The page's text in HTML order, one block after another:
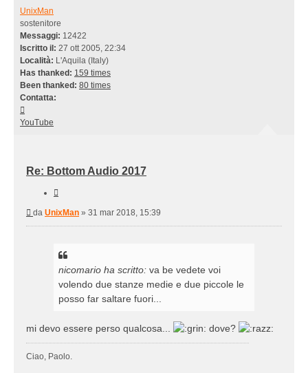
UnixMan
sostenitore
Messaggi: 12422
Iscritto il: 27 ott 2005, 22:34
Località: L'Aquila (Italy)
Has thanked: 159 times
Been thanked: 80 times
Contatta:
UnixMan
YouTube
Re: Bottom Audio 2017
Messaggio
da UnixMan » 31 mar 2018, 15:39
nicomario ha scritto: va be vedete voi
volendo due stanze medie e due piccole le
posso far saltare fuori...
mi devo essere perso qualcosa... dove?
Ciao, Paolo.